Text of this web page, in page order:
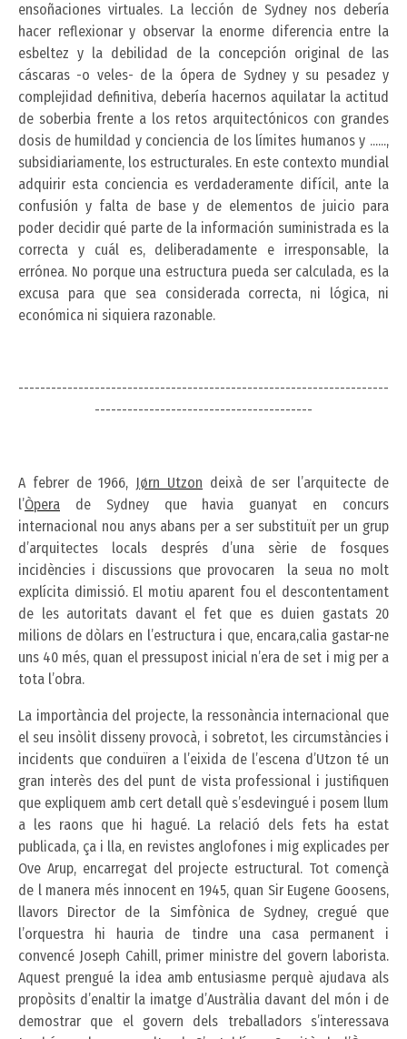
ensoñaciones virtuales. La lección de Sydney nos debería
hacer reflexionar y observar la enorme diferencia entre la
esbeltez y la debilidad de la concepción original de las
cáscaras -o veles- de la ópera de Sydney y su pesadez y
complejidad definitiva, debería hacernos aquilatar la actitud
de soberbia frente a los retos arquitectónicos con grandes
dosis de humildad y conciencia de los límites humanos y ......,
subsidiariamente, los estructurales. En este contexto mundial
adquirir esta conciencia es verdaderamente difícil, ante la
confusión y falta de base y de elementos de juicio para
poder decidir qué parte de la información suministrada es la
correcta y cuál es, deliberadamente e irresponsable, la
errónea. No porque una estructura pueda ser calculada, es la
excusa para que sea considerada correcta, ni lógica, ni
económica ni siquiera razonable.
--------------------------------------------------------------------
----------------------------------------
A febrer de 1966, Jørn Utzon deixà de ser l’arquitecte de
l’Òpera de Sydney que havia guanyat en concurs
internacional nou anys abans per a ser substituït per un grup
d’arquitectes locals després d’una sèrie de fosques
incidències i discussions que provocaren la seua no molt
explícita dimissió. El motiu aparent fou el descontentament
de les autoritats davant el fet que es duien gastats 20
milions de dòlars en l’estructura i que, encara,calia gastar-ne
uns 40 més, quan el pressupost inicial n’era de set i mig per a
tota l’obra.
La importància del projecte, la ressonància internacional que
el seu insòlit disseny provocà, i sobretot, les circumstàncies i
incidents que conduïren a l’eixida de l’escena d’Utzon té un
gran interès des del punt de vista professional i justifiquen
que expliquem amb cert detall què s’esdevingué i posem llum
a les raons que hi hagué. La relació dels fets ha estat
publicada, ça i lla, en revistes anglofones i mig explicades per
Ove Arup, encarregat del projecte estructural. Tot començà
de l manera més innocent en 1945, quan Sir Eugene Goosens,
llavors Director de la Simfònica de Sydney, cregué que
l’orquestra hi hauria de tindre una casa permanent i
convencé Joseph Cahill, primer ministre del govern laborista.
Aquest prengué la idea amb entusiasme perquè ajudava als
propòsits d’enaltir la imatge d’Austràlia davant del món i de
demostrar que el govern dels treballadors s’interessava